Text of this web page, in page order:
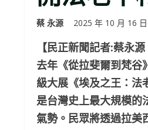
蔡 永源 2025 年 10 月 16 日
【民正新聞記者:蔡永
去年《從拉斐爾到梵
級大展《埃及之王：法
是台灣史上最大規模的
氣勢。民眾將透過拉美